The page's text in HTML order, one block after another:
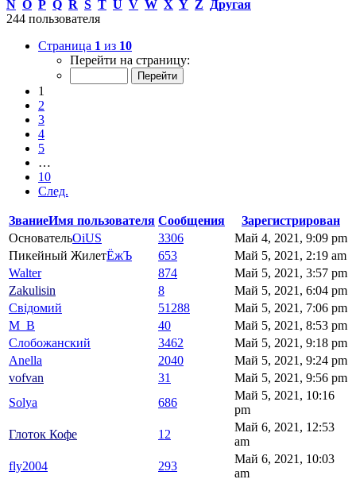
N O P Q R S T U V W X Y Z
Другая
244 пользователя
Страница 1 из 10
Перейти на страницу:
1
2
3
4
5
…
10
След.
ЗваниеИмя пользователя Сообщения
Зарегистрирован
ОсновательOiUS 3306
Май 4, 2021, 9:09 pm
Пикейный ЖилетЁжЪ 653
Май 5, 2021, 2:19 am
Walter
874
Май 5, 2021, 3:57 pm
Zakulisin
8
Май 5, 2021, 6:04 pm
Свідомий
51288
Май 5, 2021, 7:06 pm
M_B
40
Май 5, 2021, 8:53 pm
Слобожанский
3462
Май 5, 2021, 9:18 pm
Anella
2040
Май 5, 2021, 9:24 pm
vofvan
31
Май 5, 2021, 9:56 pm
Solya
686
Май 5, 2021, 10:16
pm
Глоток Кофе
12
Май 6, 2021, 12:53
am
fly2004
293
Май 6, 2021, 10:03
am